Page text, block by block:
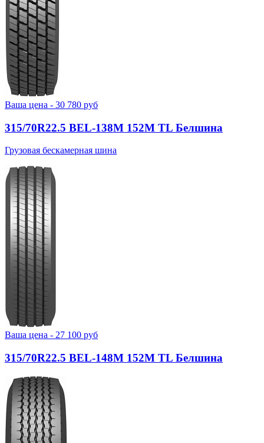
Ваша цена - 30 780 руб
315/70R22.5 BEL-138М 152M TL Белшина
Грузовая бескамерная шина
Ваша цена - 27 100 руб
315/70R22.5 BEL-148М 152M TL Белшина